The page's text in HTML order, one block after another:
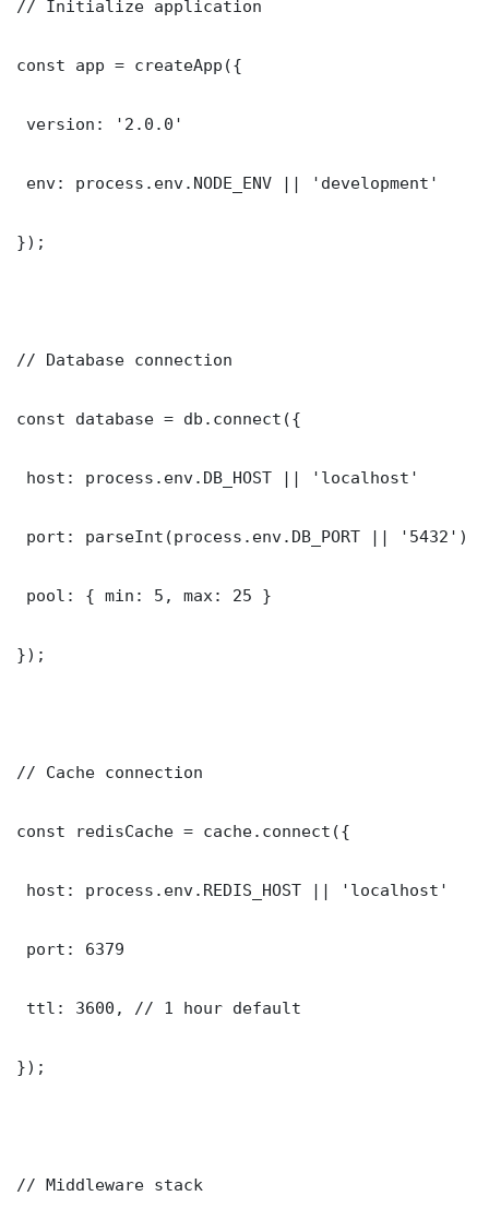
// Initialize application
const app = createApp({
version: '2.0.0'
env: process.env.NODE_ENV || 'development'
});
// Database connection
const database = db.connect({
host: process.env.DB_HOST || 'localhost'
port: parseInt(process.env.DB_PORT || '5432')
pool: { min: 5, max: 25 }
});
// Cache connection
const redisCache = cache.connect({
host: process.env.REDIS_HOST || 'localhost'
port: 6379
ttl: 3600, // 1 hour default
});
// Middleware stack